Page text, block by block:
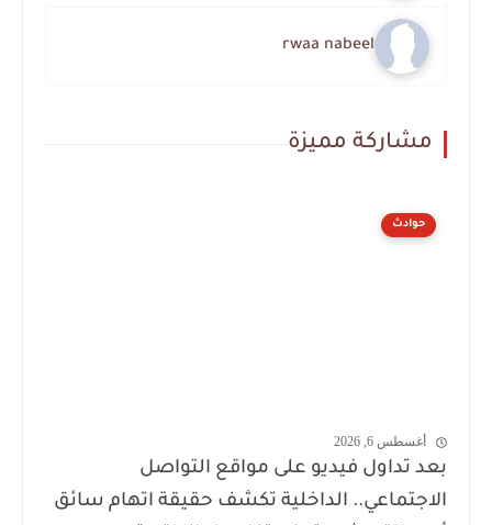
rwaa nabeel
مشاركة مميزة
حوادث
أغسطس 6, 2026
بعد تداول فيديو على مواقع التواصل
الاجتماعي.. الداخلية تكشف حقيقة اتهام سائق